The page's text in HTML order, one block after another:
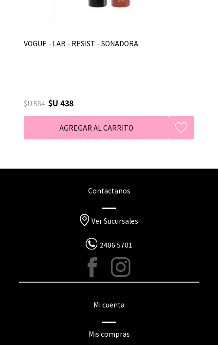
VOGUE - LAB - RESIST - SONADORA
$U 584 $U 438
Contactanos
Ver Sucursales
2406 5701
Mi cuenta
Mis compras